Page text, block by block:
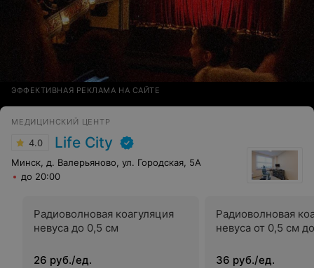
ЭФФЕКТИВНАЯ РЕКЛАМА НА САЙТЕ
МЕДИЦИНСКИЙ ЦЕНТР
4.0 Life City
Минск, д. Валерьяново, ул. Городская, 5А
до 20:00
Радиоволновая коагуляция
невуса до 0,5 см
26 руб./ед.
Радиоволновая
невуса от 0,5 см
36 руб./ед.